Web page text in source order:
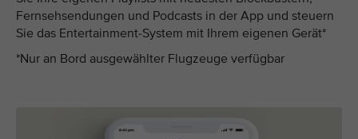
Fernsehsendungen und Podcasts in der App und steuern
Sie das Entertainment-System mit Ihrem eigenen Gerät*
*Nur an Bord ausgewählter Flugzeuge verfügbar